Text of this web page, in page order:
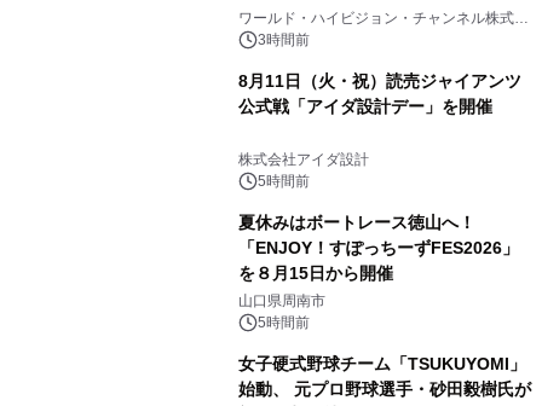
（木）よる9時～ BS12 トゥエルビで
放送
ワールド・ハイビジョン・チャンネル株式会
社 3時間前
8月11日（火・祝）読売ジャイアンツ
公式戦「アイダ設計デー」を開催
株式会社アイダ設計
5時間前
夏休みはボートレース徳山へ！
「ENJOY！すぽっちーずFES2026」
を８月15日から開催
山口県周南市
5時間前
女子硬式野球チーム「TSUKUYOMI」
始動、 元プロ野球選手・砂田毅樹氏が